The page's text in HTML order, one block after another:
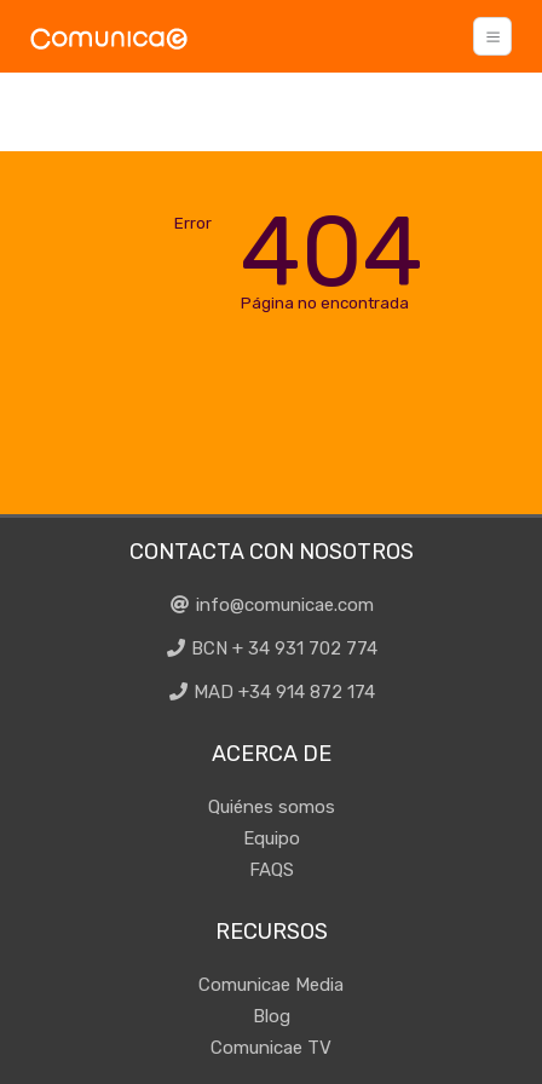
Error 404
Página no encontrada
CONTACTA CON NOSOTROS
info@comunicae.com
BCN + 34 931 702 774
MAD +34 914 872 174
ACERCA DE
Quiénes somos
Equipo
FAQS
RECURSOS
Comunicae Media
Blog
Comunicae TV